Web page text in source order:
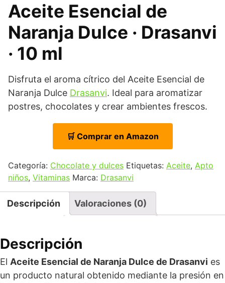
Aceite Esencial de
Naranja Dulce · Drasanvi
· 10 ml
Disfruta el aroma cítrico del Aceite Esencial de
Naranja Dulce Drasanvi. Ideal para aromatizar
postres, chocolates y crear ambientes frescos.
🛒 Comprar en Amazon
Categoría: Chocolate y dulces Etiquetas: Aceite, Apto
niños, Vitaminas Marca: Drasanvi
Descripción Valoraciones (0)
Descripción
El Aceite Esencial de Naranja Dulce de Drasanvi es
un producto natural obtenido mediante la presión en